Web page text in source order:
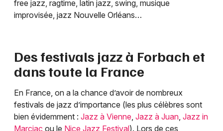
free jazz, ragtime, latin jazz, swing, musique
improvisée, jazz Nouvelle Orléans…
Des festivals jazz à Forbach et
dans toute la France
En France, on a la chance d’avoir de nombreux
festivals de jazz d’importance (les plus célèbres sont
bien évidemment : Jazz à Vienne, Jazz à Juan, Jazz in
Marciac ou le Nice Jazz Festival). Lors de ces